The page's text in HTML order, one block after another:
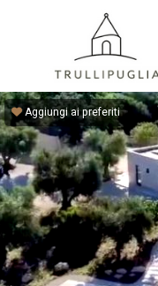
Aggiungi ai preferiti